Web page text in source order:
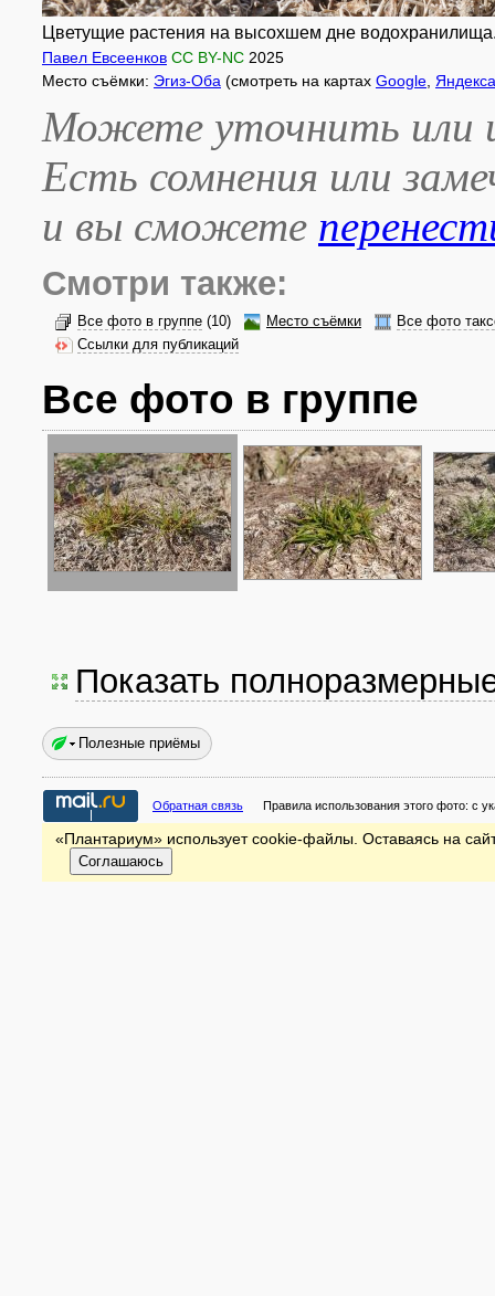
Цветущие растения на высохшем дне
Павел Евсеенков CC BY-NC 2025
Место съёмки: Эгиз-Оба (смотреть на картах Google Яндекса
Можете уточнить или
Есть сомнения или
и вы сможете
Смотри также:
Все фото в группе (10) Место съёмки
Все фото
Ссылки для публикаций
Все фото в группе
Показать
Полезные приёмы
Обратная связь Правила использования этого фото: с
«Плантариум» использует cookie-файлы. Оставаясь на
Соглашаюсь